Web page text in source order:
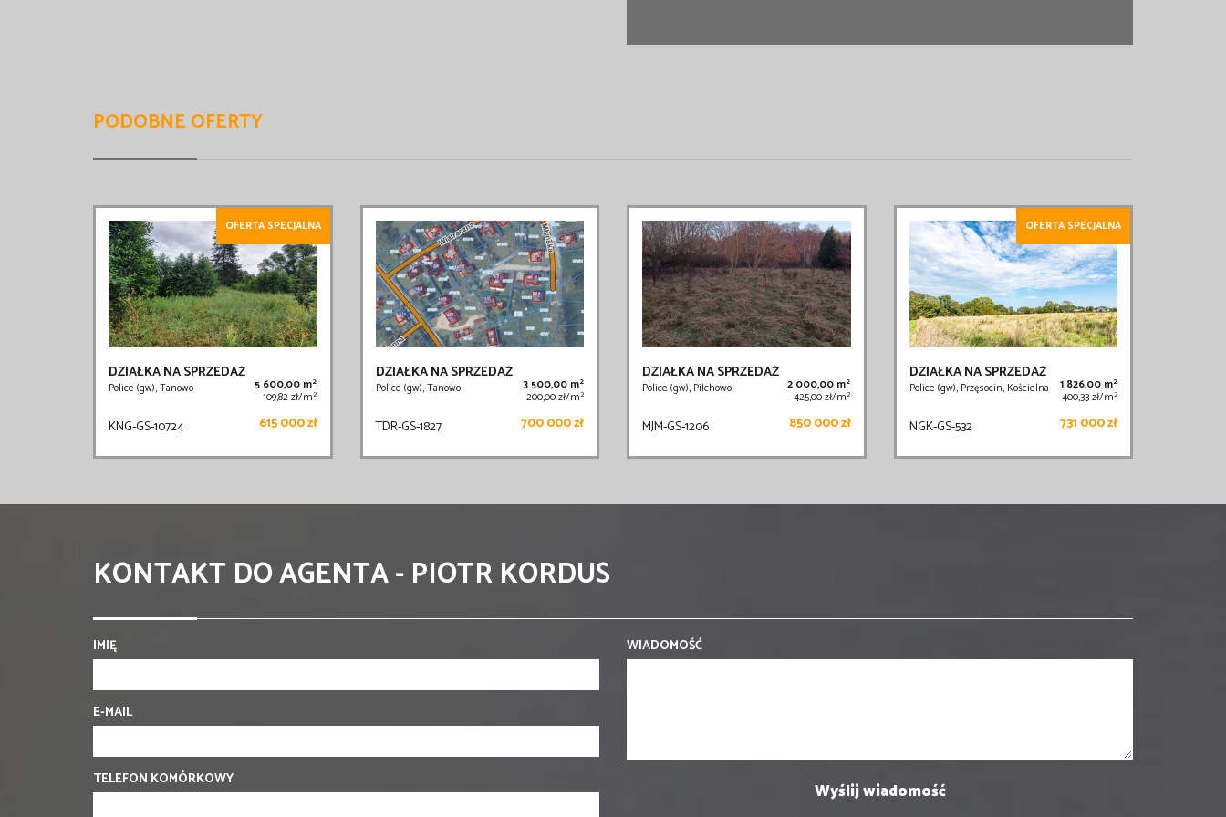
PODOBNE OFERTY
OFERTA SPECJALNA
DZIAŁKA NA SPRZEDAŻ
Police (gw), Tanowo 5 600,00 m2
109,82 zł/m2
KNG-GS-10724 615 000 zł
DZIAŁKA NA SPRZEDAŻ
Police (gw), Tanowo 3 500,00 m2
200,00 zł/m2
TDR-GS-1827 700 000 zł
DZIAŁKA NA SPRZEDAŻ
Police (gw), Pilchowo 2 000,00 m2
425,00 zł/m2
MJM-GS-1206 850 000 zł
OFERTA SPECJALNA
DZIAŁKA NA SPRZEDAŻ
Police (gw), Przęsocin, Kościelna 1 826,00 m2
400,33 zł/m2
NGK-GS-532 731 000 zł
KONTAKT DO AGENTA - PIOTR KORDUS
IMIĘ
E-MAIL
TELEFON KOMÓRKOWY
WIADOMOŚĆ